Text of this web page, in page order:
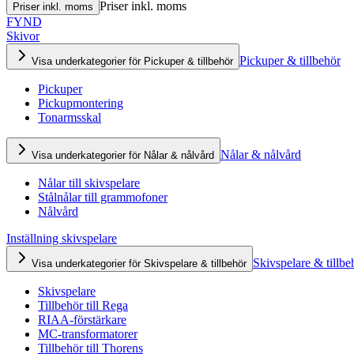
Priser inkl. moms Priser inkl. moms
FYND
Skivor
Visa underkategorier för Pickuper & tillbehör Pickuper & tillbehör
Pickuper
Pickupmontering
Tonarmsskal
Visa underkategorier för Nålar & nålvård Nålar & nålvård
Nålar till skivspelare
Stålnålar till grammofoner
Nålvård
Inställning skivspelare
Visa underkategorier för Skivspelare & tillbehör Skivspelare &
Skivspelare
Tillbehör till Rega
RIAA-förstärkare
MC-transformatorer
Tillbehör till Thorens